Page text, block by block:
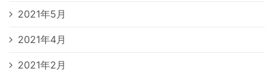
2021年5月
2021年4月
2021年2月